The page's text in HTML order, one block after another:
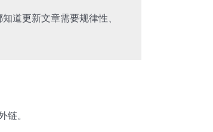
道更新文章需要规律性、
链。